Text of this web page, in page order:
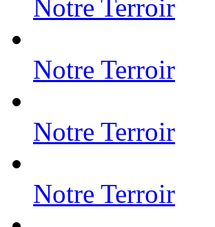
Notre Terroir
Notre Terroir
Notre Terroir
Notre Terroir